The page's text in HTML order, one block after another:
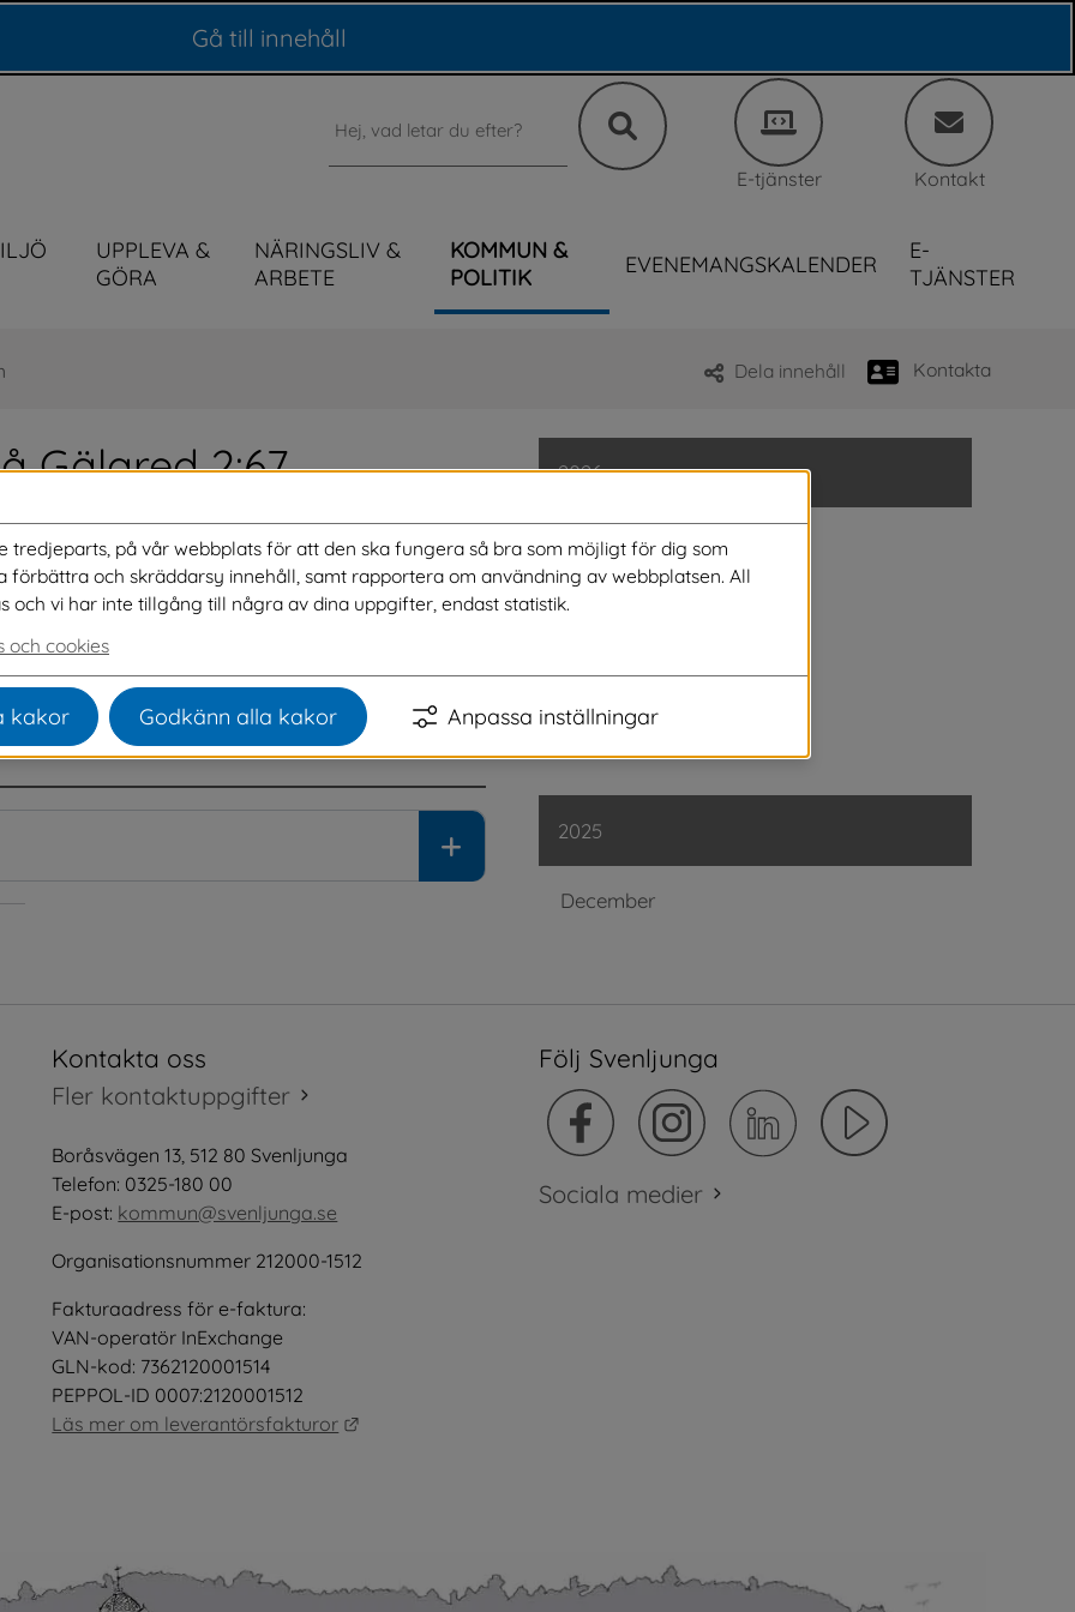
Gå till innehåll
Sök
E-tjänster Kontakt
UPPLEVA &
GÖRA
NÄRINGSLIV &
ARBETE
KOMMUN &
POLITIK
EVENEMANGSKALENDER
E-
TJÄNSTER
Dela innehåll Kontakta
Gälared 2:67
för uppförande av altan och rivning av
Gälared 2:67.
byggenheten. Nämndens beslut kan överklagas till
är 4 veckor efter att beslutet har kungjorts här.
med 30 augusti 2026.
2026
Juli
Juni
Maj
2025
December
fönster.
i nytt fönster.
fönster.
i nytt fönster.
Kontakta oss
Fler kontaktuppgifter
Boråsvägen 13, 512 80 Svenljunga
Telefon: 0325-180 00
E-post: kommun@svenljunga.se
Organisationsnummer 212000-1512
Fakturaadress för e-faktura:
VAN-operatör InExchange
GLN-kod: 7362120001514
PEPPOL-ID 0007:2120001512
Läs mer om leverantörsfakturor
Följ Svenljunga
Sociala medier
tredjeparts, på vår webbplats för att den ska fungera så bra som möjligt för dig som
förbättra och skräddarsy innehåll, samt rapportera om användning av webbplatsen. All
och vi har inte tillgång till några av dina uppgifter, endast statistik.
och cookies
kakor Godkänn alla kakor Anpassa inställningar